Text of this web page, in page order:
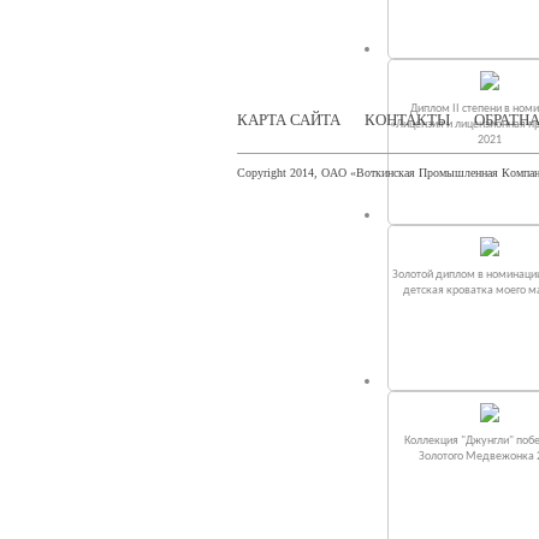
Диплом II степени в
«Лицензия и лицензионная
2021
Золотой диплом в
детская кроватка моего
Коллекция "Джунгли"
Золотого Медвежонка
КАРТА САЙТА КОНТАКТЫ
Copyright 2014, ОАО «Воткинская Промышленная